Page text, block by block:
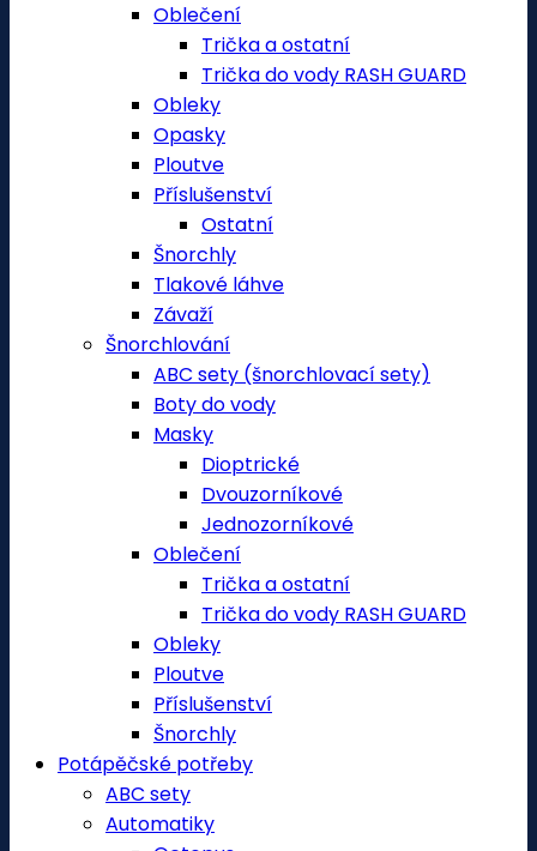
Oblečení
Trička a ostatní
Trička do vody RASH GUARD
Obleky
Opasky
Ploutve
Příslušenství
Ostatní
Šnorchly
Tlakové láhve
Závaží
Šnorchlování
ABC sety (šnorchlovací sety)
Boty do vody
Masky
Dioptrické
Dvouzorníkové
Jednozorníkové
Oblečení
Trička a ostatní
Trička do vody RASH GUARD
Obleky
Ploutve
Příslušenství
Šnorchly
Potápěčské potřeby
ABC sety
Automatiky